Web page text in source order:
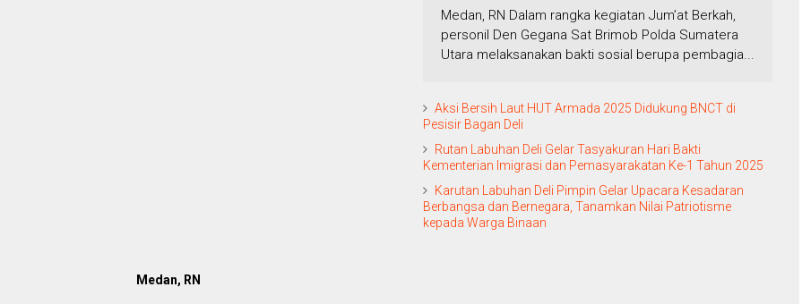
Medan, RN Dalam rangka kegiatan Jum’at Berkah,
personil Den Gegana Sat Brimob Polda Sumatera
Utara melaksanakan bakti sosial berupa pembagia...
Aksi Bersih Laut HUT Armada 2025 Didukung BNCT di
Pesisir Bagan Deli
Rutan Labuhan Deli Gelar Tasyakuran Hari Bakti
Kementerian Imigrasi dan Pemasyarakatan Ke-1 Tahun 2025
Karutan Labuhan Deli Pimpin Gelar Upacara Kesadaran
Berbangsa dan Bernegara, Tanamkan Nilai Patriotisme
kepada Warga Binaan
Medan, RN